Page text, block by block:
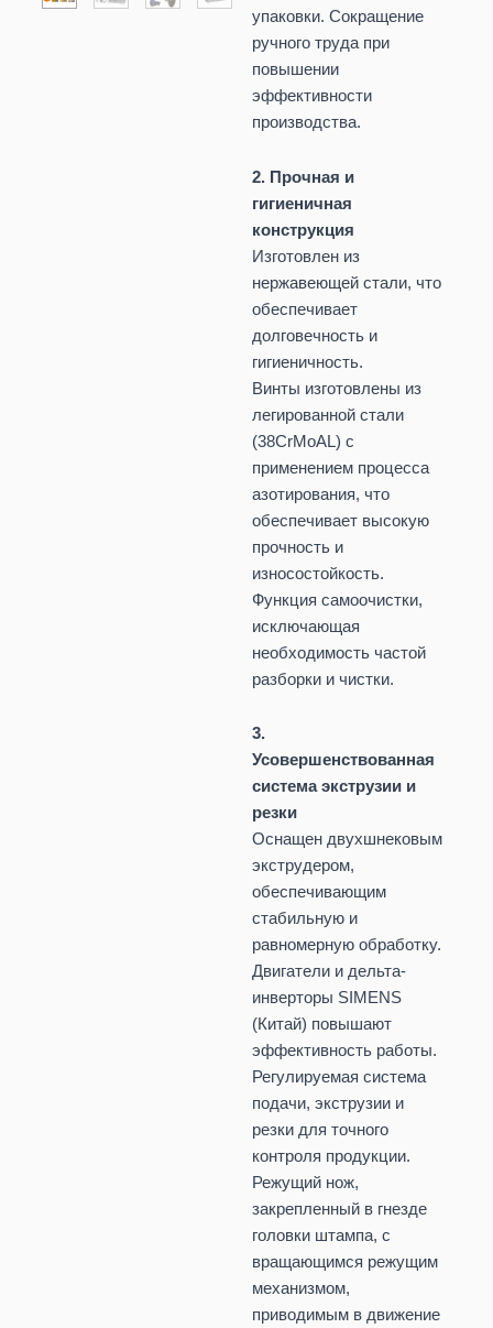
упаковки. Сокращение
ручного труда при
повышении
эффективности
производства.
2. Прочная и
гигиеничная
конструкция
Изготовлен из
нержавеющей стали, что
обеспечивает
долговечность и
гигиеничность.
Винты изготовлены из
легированной стали
(38CrMoAL) с
применением процесса
азотирования, что
обеспечивает высокую
прочность и
износостойкость.
Функция самоочистки,
исключающая
необходимость частой
разборки и чистки.
3.
Усовершенствованная
система экструзии и
резки
Оснащен двухшнековым
экструдером,
обеспечивающим
стабильную и
равномерную обработку.
Двигатели и дельта-
инверторы SIMENS
(Китай) повышают
эффективность работы.
Регулируемая система
подачи, экструзии и
резки для точного
контроля продукции.
Режущий нож,
закрепленный в гнезде
головки штампа, с
вращающимся режущим
механизмом,
приводимым в движение